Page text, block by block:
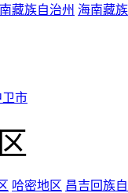
藏族自治州 海南藏
卫市
哈密地区 昌吉回族